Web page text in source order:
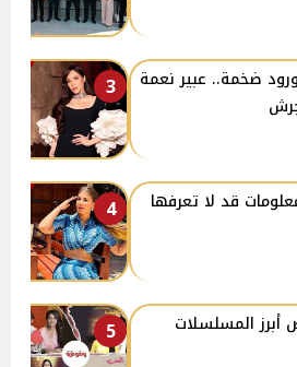
3
ضخمة.. عبير نعمة
4
قد لا تعرفها
5
المسلسلات